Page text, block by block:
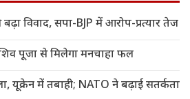
विवाद, सपा-BJP में आरोप-प्रत्यार तेज
पूजा से मिलेगा मनचाहा फल
यूक्रेन में तबाही; NATO ने बढ़ाई सतर्कता